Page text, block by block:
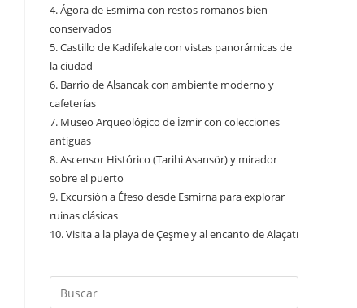
4.Ágora de Esmirna con restos romanos bien
conservados
5.Castillo de Kadifekale con vistas panorámicas de
la ciudad
6. Barrio de Alsancak con ambiente moderno y
cafeterías
7. Museo Arqueológico de İzmir con colecciones
antiguas
8.Ascensor Histórico (Tarihi Asansör) y mirador
sobre el puerto
9. Excursión a Éfeso desde Esmirna para explorar
ruinas clásicas
10.Visita a la playa de Çeşme y al encanto de Alaçatı